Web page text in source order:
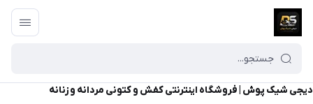
دیجی شیک پوش | فروشگاه اینترنتی کفش و کتونی مردانه و زنانه